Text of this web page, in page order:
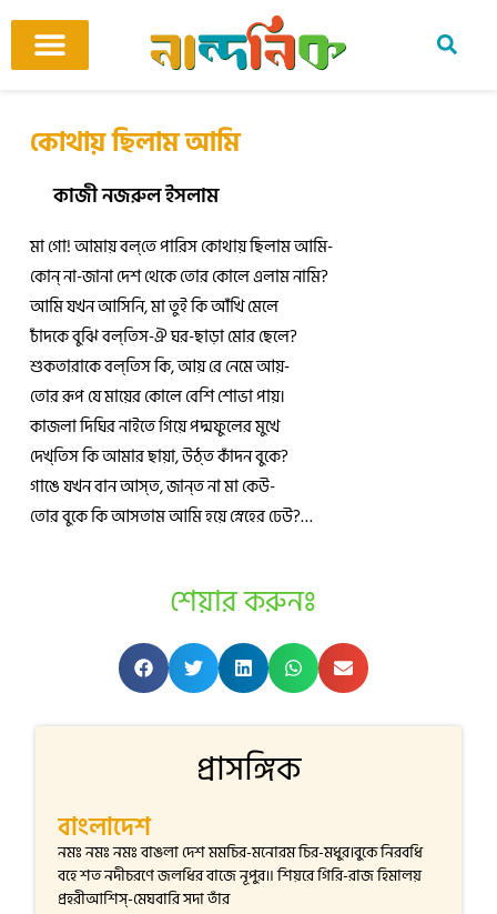
content
কোথায় ছিলাম আমি
কাজী নজরুল ইসলাম
মা গো! আমায় বল্‌তে পারিস কোথায় ছিলাম আমি-
কোন্‌ না-জানা দেশ থেকে তোর কোলে এলাম নামি?
আমি যখন আসিনি, মা তুই কি আঁখি মেলে
চাঁদকে বুঝি বল্‌তিস-ঐ ঘর-ছাড়া মোর ছেলে?
শুকতারাকে বল্‌তিস কি, আয় রে নেমে আয়-
তোর রূপ যে মায়ের কোলে বেশি শোভা পায়।
কাজলা দিঘির নাইতে গিয়ে পদ্মফুলের মুখে
দেখ্‌তিস কি আমার ছায়া, উঠ্‌ত কাঁদন বুকে?
গাঙে যখন বান আস্‌ত, জান্‌ত না মা কেউ-
তোর বুকে কি আসতাম আমি হয়ে স্নেহের ঢেউ?…
শেয়ার করুনঃ
প্রাসঙ্গিক
বাংলাদেশ
নমঃ নমঃ নমঃ বাঙলা দেশ মমচির-মনোরম চির-মধুর।বুকে নিরবধি
বহে শত নদীচরণে জলধির বাজে নূপুর॥ শিয়রে গিরি-রাজ হিমালয়
প্রহরীআশিস্-মেঘবারি সদা তাঁর